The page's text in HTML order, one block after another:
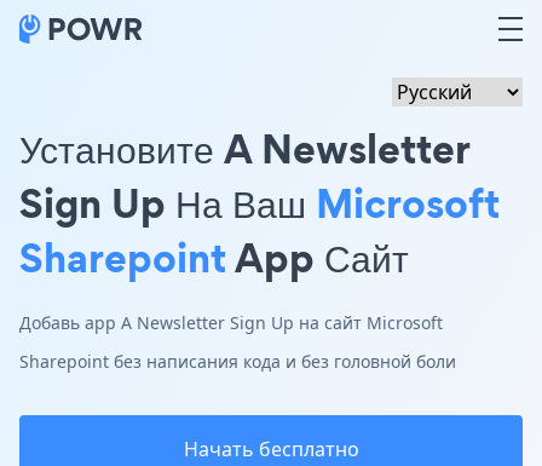
Установите A Newsletter
Sign Up На Ваш Microsoft
SharepointApp Сайт
Добавь app A Newsletter Sign Up на сайт Microsoft
Sharepoint без написания кода и без головной боли
Начать бесплатно